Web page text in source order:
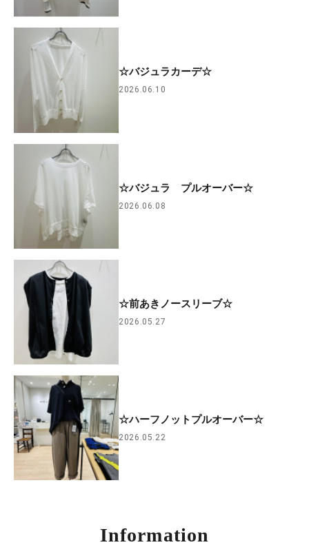
☆バジュラカーデ☆
2026.06.10
☆バジュラ プルオーバー☆
2026.06.08
☆前あきノースリーブ☆
2026.05.27
☆ハーフノットプルオーバー☆
2026.05.22
Information